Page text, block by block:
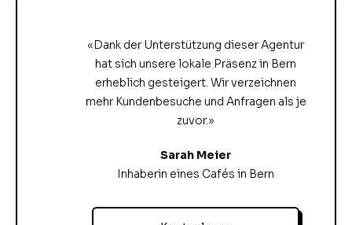
«Dank der Unterstützung dieser Agentur
hat sich unsere lokale Präsenz in Bern
erheblich gesteigert. Wir verzeichnen
mehr Kundenbesuche und Anfragen als je
zuvor.»
Sarah Meier
Inhaberin eines Cafés in Bern